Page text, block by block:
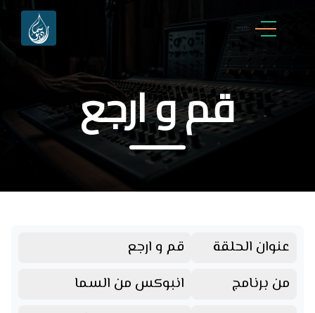
قم و ارجع
عنوان الحلقة
قم و ارجع
من برنامج
انبوكس من السما